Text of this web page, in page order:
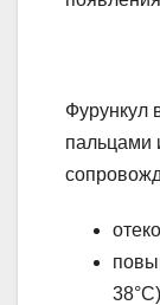
Фурункул
пальцами